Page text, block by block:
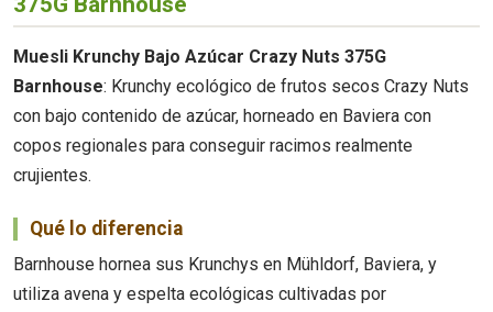
Muesli Krunchy Bajo Azúcar Crazy Nuts 375G
Barnhouse: Krunchy ecológico de frutos secos Crazy Nuts
con bajo contenido de azúcar, horneado en Baviera con
copos regionales para conseguir racimos realmente
crujientes.
Qué lo diferencia
Barnhouse hornea sus Krunchys en Mühldorf, Baviera, y
utiliza avena y espelta ecológicas cultivadas por